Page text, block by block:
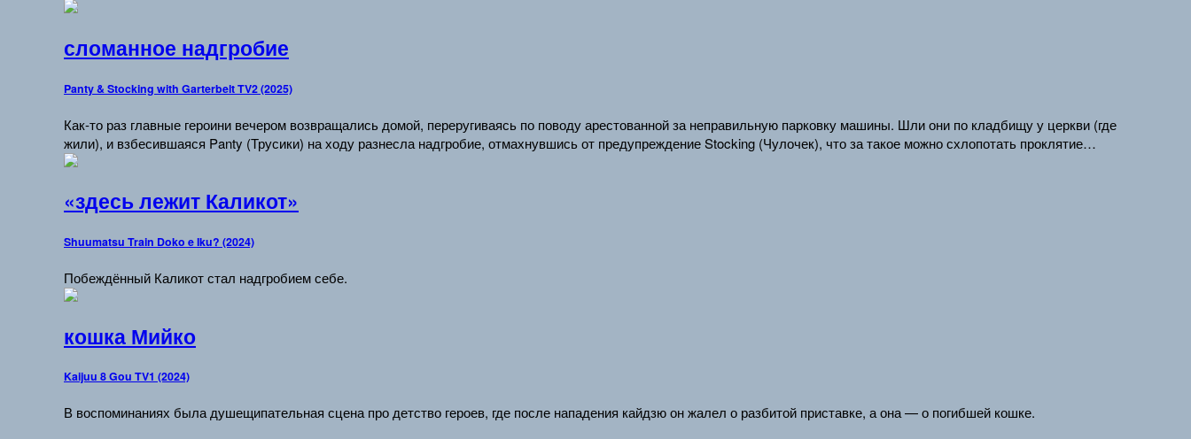
сломанное надгробие
Panty & Stocking with Garterbelt TV2 (2025)
Как-то раз главные героини вечером возвращались домой, переругиваясь по поводу арестованной за неправильную парковку машины. Шли они по кладбищу у церкви (где
жили), и взбесившаяся Panty (Трусики) на ходу разнесла надгробие, отмахнувшись от предупреждение Stocking (Чулочек), что за такое можно схлопотать проклятие…
«здесь лежит Каликот»
Shuumatsu Train Doko e Iku? (2024)
Побеждённый Каликот стал надгробием себе.
кошка Мийко
Kaijuu 8 Gou TV1 (2024)
В воспоминаниях была душещипательная сцена про детство героев, где после нападения кайдзю он жалел о разбитой приставке, а она — о погибшей кошке.